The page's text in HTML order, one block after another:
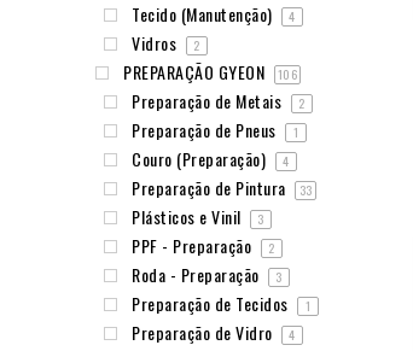
Tecido (Manutenção) 4
Vidros 2
PREPARAÇÃO GYEON 106
Preparação de Metais 2
Preparação de Pneus 1
Couro (Preparação) 4
Preparação de Pintura 33
Plásticos e Vinil 3
PPF - Preparação 2
Roda - Preparação 3
Preparação de Tecidos 1
Preparação de Vidro 4